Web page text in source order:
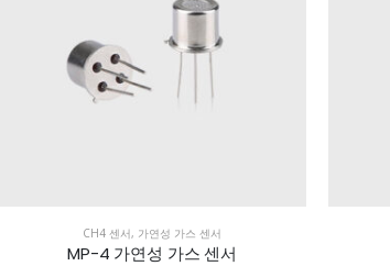
CH4 센서, 가연성 가스 센서
MP-4 가연성 가스 센서